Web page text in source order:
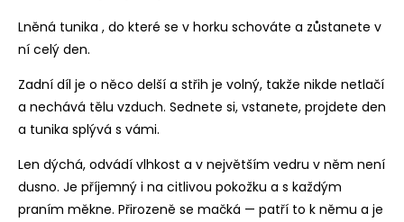
Lněná tunika , do které se v horku schováte a zůstanete v
ní celý den.
Zadní díl je o něco delší a střih je volný, takže nikde netlačí
a nechává tělu vzduch. Sednete si, vstanete, projdete den
a tunika splývá s vámi.
Len dýchá, odvádí vlhkost a v největším vedru v něm není
dusno. Je příjemný i na citlivou pokožku a s každým
praním měkne. Přirozeně se mačká — patří to k němu a je